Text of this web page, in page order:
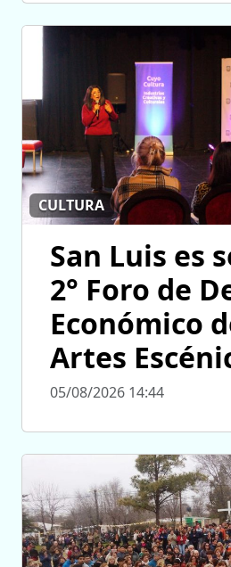
CULTURA
San Luis es
2° Foro de
Económico
Artes
05/08/2026 14:44